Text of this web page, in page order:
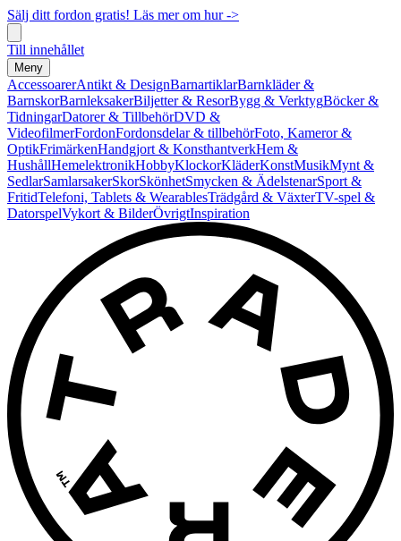
Sälj ditt fordon gratis! Läs mer om hur ->
Till innehållet
Meny
AccessoarerAntikt & DesignBarnartiklarBarnkläder &
BarnskorBarnleksakerBiljetter & ResorBygg & VerktygBöcker &
TidningarDatorer & TillbehörDVD &
VideofilmerFordonFordonsdelar & tillbehörFoto, Kameror &
OptikFrimärkenHandgjort & KonsthantverkHem &
HushållHemelektronikHobbyKlockorKläderKonstMusikMynt &
SedlarSamlarsakerSkorSkönhetSmycken & ÄdelstenarSport &
FritidTelefoni, Tablets & WearablesTrädgård & VäxterTV-spel &
DatorspelVykort & BilderÖvrigtInspiration